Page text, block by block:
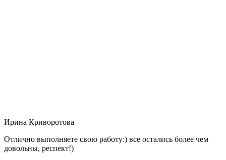
Ирина Криворотова
Отлично выполняете свою работу:) все остались более чем
довольны, респект!)